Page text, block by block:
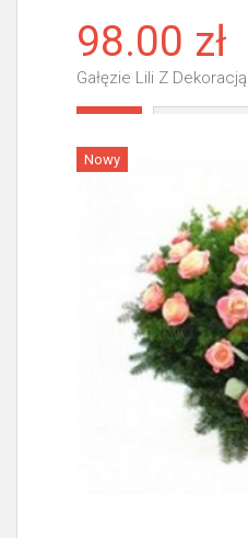
98.00 zł
Gałęzie Lili Z Dekoracją
Nowy